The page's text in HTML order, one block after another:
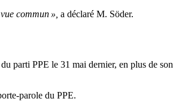
commun », a déclaré M. Söder.
parti PPE le 31 mai dernier, en plus de son
parole du PPE.